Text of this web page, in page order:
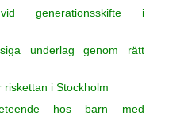
generationsskifte i
underlag genom rätt
i Stockholm
hos barn med